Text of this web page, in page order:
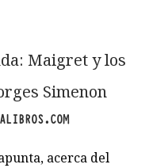
Maigret y los
Simenon
acerca del